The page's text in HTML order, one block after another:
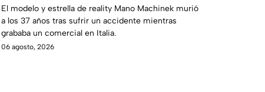
grababa un comercial con un auto de
lujo
El modelo y estrella de reality Mano Machinek murió
a los 37 años tras sufrir un accidente mientras
grababa un comercial en Italia.
06 agosto, 2026